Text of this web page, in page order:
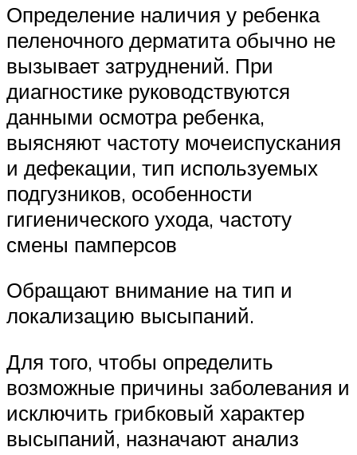
Определение наличия у ребенка
пеленочного дерматита обычно не
вызывает затруднений. При
диагностике руководствуются
данными осмотра ребенка,
выясняют частоту мочеиспускания
и дефекации, тип используемых
подгузников, особенности
гигиенического ухода, частоту
смены памперсов
Обращают внимание на тип и
локализацию высыпаний.
Для того, чтобы определить
возможные причины заболевания и
исключить грибковый характер
высыпаний, назначают анализ